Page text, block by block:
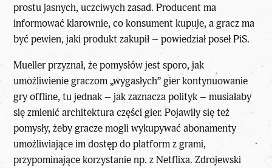
prostu jasnych, uczciwych zasad. Producent ma
informować klarownie, co konsument kupuje, a gracz ma
być pewien, jaki produkt zakupił – powiedział poseł PiS.
Mueller przyznał, że pomysłów jest sporo, jak
umożliwienie graczom „wygasłych” gier kontynuowanie
gry offline, tu jednak – jak zaznacza polityk – musiałaby
się zmienić architektura części gier. Pojawiły się też
pomysły, żeby gracze mogli wykupywać abonamenty
umożliwiające im dostęp do platform z grami,
przypominające korzystanie np. z Netflixa. Zdrojewski